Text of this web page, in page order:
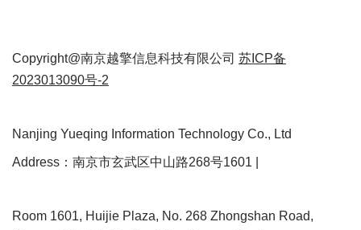
Copyright@南京越擎信息科技有限公司 苏ICP备
2023013090号-2
Nanjing Yueqing Information Technology Co., Ltd
Address：南京市玄武区中山路268号1601 |
Room 1601, Huijie Plaza, No. 268 Zhongshan Road,